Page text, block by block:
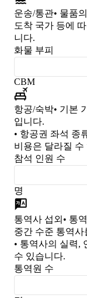
운송/통관• 물품
도착 국가 등에
니다.
화물 부피
CBM
항공/숙박• 기본
입니다.
• 항공권 좌석 종
비용은 달라질 수
참석 인원 수
명
통역사 섭외 • 통
중간 수준 통역
• 통역사의 실력,
수 있습니다.
통역원 수